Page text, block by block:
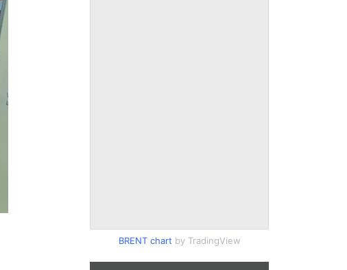
BRENT chart by TradingView